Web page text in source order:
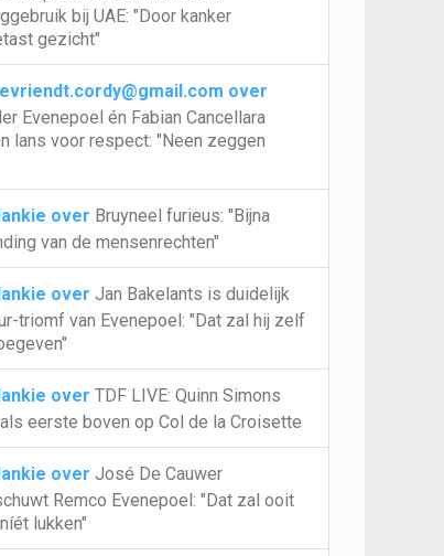
bij UAE: "Door kanker
gezicht"
over
Evenepoel én Fabian Cancellara
lans voor respect: "Neen zeggen
over Bruyneel furieus: "Bijna
van de mensenrechten"
over Jan Bakelants is duidelijk
triomf van Evenepoel: "Dat zal hij zelf
over TDF LIVE: Quinn Simons
eerste boven op Col de la Croisette
over José De Cauwer
Remco Evenepoel: "Dat zal ooit
lukken"